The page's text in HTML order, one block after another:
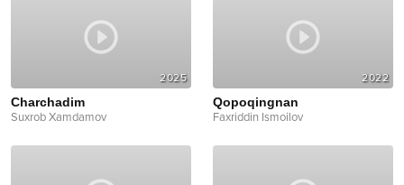
2025
Charchadim
Suxrob Xamdamov
2022
Qopoqingnan
Faxriddin Ismoilov